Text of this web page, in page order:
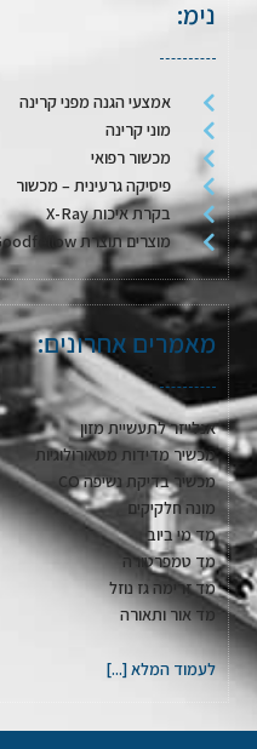
נימ:
אמצעי הגנה מפני קרינה
מוני קרינה
מכשור רפואי
פיסיקה גרעינית – מכשור
בקרת איכות X-Ray
מוצרים תוצרת Goodfellow
מאמרים אחרונים:
אנלייזר לתעשיית מזון
מכשיר מדידות מטאורולוגיות
מכשיר בדיקת נשיפה CO
מונה חלקיקים
מד מי ביוב
מד טמפרטורה
מד זרימה גז נוזל
מד אור ותאורה
לעמוד המלא [...]